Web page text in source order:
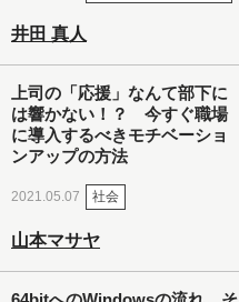
井田 真人
上司の「応援」なんて部下に
は響かない！？ 今すぐ職場
に導入するべきモチベーショ
ンアップの方法
2021.05.07 社会
山本マサヤ